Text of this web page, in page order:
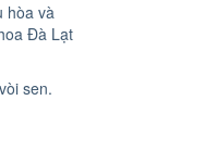
hòa và
Đà Lạt
sen.